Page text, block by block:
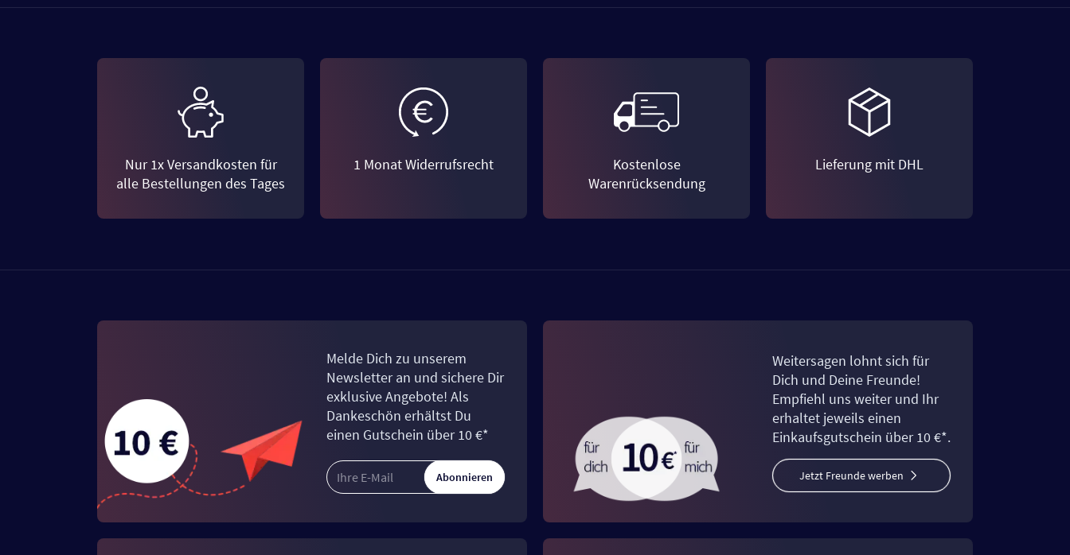
Nur 1x Versandkosten für
alle Bestellungen des Tages
1 Monat Widerrufsrecht
Kostenlose
Warenrücksendung
Lieferung mit DHL
Melde Dich zu unserem
Newsletter an und sichere Dir
exklusive Angebote! Als
Dankeschön erhältst Du
einen Gutschein über 10 €*
Abonnieren
Weitersagen lohnt sich für
Dich und Deine Freunde!
Empfiehl uns weiter und Ihr
erhaltet jeweils einen
Einkaufsgutschein über 10 €*.
Jetzt Freunde werben